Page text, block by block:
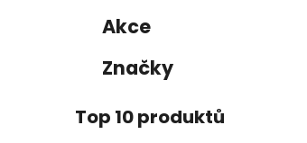
Akce
Značky
Top 10 produktů